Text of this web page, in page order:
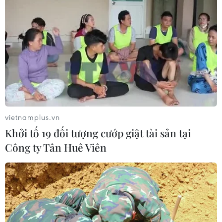
Tiến "Bịp" hầu tòa trong vụ
án tổ chức sử dụng trái phép chất ma
túy
07/08/2026 04:40
Khởi tố đối tượng giả danh Công an,
lừa đảo "chạy án" tại Đắk Lắk
06/08/2026 15:07
Cảnh sát khám xét nơi ở của Huấn
"Hoa Hồng"
06/08/2026 15:04
vietnamplus.vn
Khởi tố 19 đối tượng cướp giật tài sản tại
Công ty Tân Huê Viên